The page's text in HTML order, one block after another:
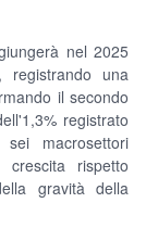
nel 2025
una
il secondo
registrato
macrosettori
rispetto
gravità della